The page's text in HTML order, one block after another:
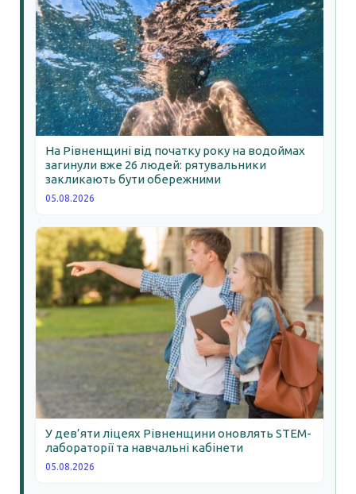
На Рівненщині від початку року на водоймах
загинули вже 26 людей: рятувальники
закликають бути обережними
05.08.2026
У дев’яти ліцеях Рівненщини оновлять STEM-
лабораторії та навчальні кабінети
05.08.2026